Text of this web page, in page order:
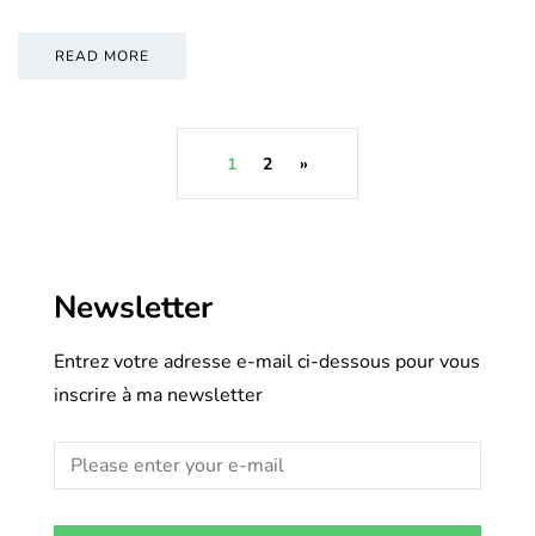
READ MORE
1 2 »
Newsletter
Entrez votre adresse e-mail ci-dessous pour vous
inscrire à ma newsletter